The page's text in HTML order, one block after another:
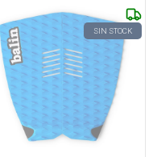
SIN STOCK